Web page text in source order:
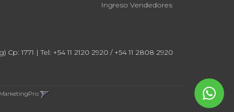
Ingreso Vendedores
1771 | Tel: +54 11 2120 2920 / +54 11 2808 2920